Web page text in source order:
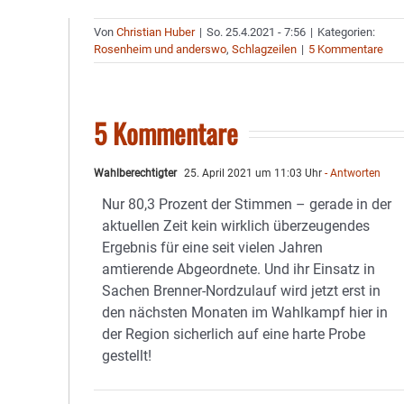
VonChristian Huber | So. 25.4.2021 - 7:56 | Kategorien:
Rosenheim und anderswo,Schlagzeilen | 5 Kommentare
5 Kommentare
Wahlberechtigter 25. April 2021 um 11:03 Uhr - Antworten
Nur 80,3 Prozent der Stimmen – gerade in der
aktuellen Zeit kein wirklich überzeugendes
Ergebnis für eine seit vielen Jahren
amtierende Abgeordnete. Und ihr Einsatz in
Sachen Brenner-Nordzulauf wird jetzt erst in
den nächsten Monaten im Wahlkampf hier in
der Region sicherlich auf eine harte Probe
gestellt!